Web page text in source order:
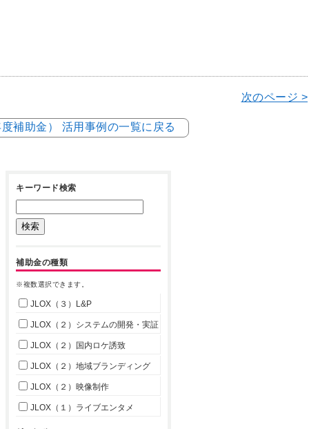
次のページ >
補助金） 活用事例の一覧に戻る
キーワード検索
補助金の種類
※複数選択できます。
JLOX（３）L&P
JLOX（２）システムの開発・実証
JLOX（２）国内ロケ誘致
JLOX（２）地域ブランディング
JLOX（２）映像制作
JLOX（１）ライブエンタメ